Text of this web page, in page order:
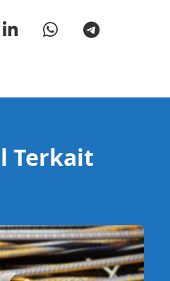
Terkait